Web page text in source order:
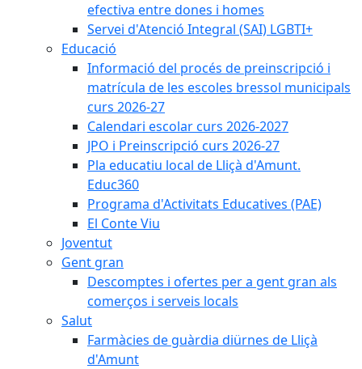
efectiva entre dones i homes
Servei d'Atenció Integral (SAI) LGBTI+
Educació
Informació del procés de preinscripció i
matrícula de les escoles bressol municipals
curs 2026-27
Calendari escolar curs 2026-2027
JPO i Preinscripció curs 2026-27
Pla educatiu local de Lliçà d'Amunt.
Educ360
Programa d'Activitats Educatives (PAE)
El Conte Viu
Joventut
Gent gran
Descomptes i ofertes per a gent gran als
comerços i serveis locals
Salut
Farmàcies de guàrdia diürnes de Lliçà
d'Amunt